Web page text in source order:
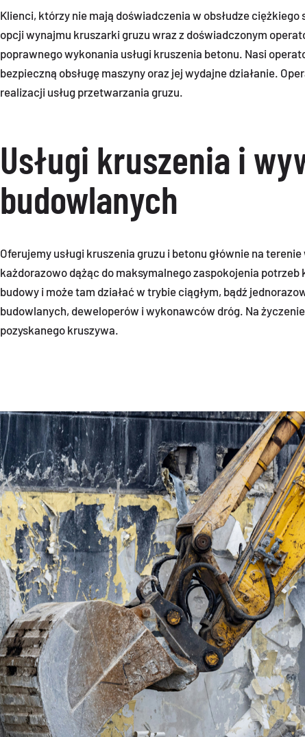
Klienci, którzy nie mają doświadczenia w obsłudze
opcji wynajmu kruszarki gruzu wraz z doświadczonym
poprawnego wykonania usługi kruszenia betonu. Nasi
bezpieczną obsługę maszyny oraz jej wydajne działanie.
realizacji usług przetwarzania gruzu.
Usługi kruszenia i
budowlanych
Oferujemy usługi kruszenia gruzu i betonu głównie na
każdorazowo dążąc do maksymalnego zaspokojenia
budowy i może tam działać w trybie ciągłym, bądź
budowlanych, deweloperów i wykonawców dróg. Na
pozyskanego kruszywa.